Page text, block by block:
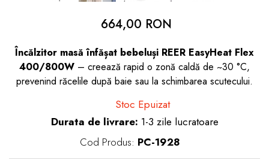
Produse îngrijire copii
Igiena copii
664,00 RON
Încălzitor masă înfășat bebeluși REER EasyHeat Flex
400/800W – creează rapid o zonă caldă de ~30 °C,
prevenind răcelile după baie sau la schimbarea scutecului.
Stoc Epuizat
Durata de livrare: 1-3 zile lucratoare
Cod Produs: PC-1928